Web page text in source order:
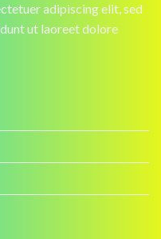
adipiscing elit, sed
ut laoreet dolore